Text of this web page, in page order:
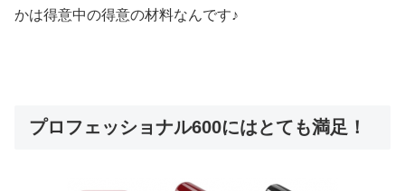
かは得意中の得意の材料なんです♪
プロフェッショナル600にはとても満足！